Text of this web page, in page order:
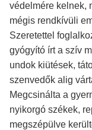
védelmére kelnek,
mégis rendkívüli
Szeretettel
gyógyító írt a szív
undok kiütések,
szenvedők alig
Megcsinálta a
nyikorgó székek,
megszépülve